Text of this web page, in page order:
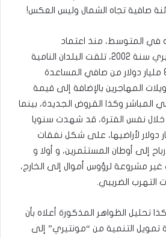
صافية تجاه الشمال وليس العكس!
في المتوسط، منذ اعتماد
“موافقات” قمة مونتيري سنة 2002، تلقت البلدان النامية
سنويا ما مجموعه 857 مليار دولار من صافي المساعدة
المهاجرين بالإضافة إلى قيمة
المباشر وكذا القروض الجديدة، بينما
خلال نفس الفترة، قد شهدت سنويا
أكثر من 1.2 مليار دولار لأراضيها، على شكل نفقات
إلى أوطان المستثمرين، و أولا و
مشروعة لرؤوس أموال إلى الخارج،
التهرب الضريبي.
تحليل الظواهر المذكورة أعلاه بأن
تمويل التنمية من “مونتيري” إلى